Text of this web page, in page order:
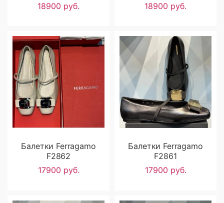
18900 руб.
18900 руб.
Балетки Ferragamo
F2862
17900 руб.
Балетки Ferragamo
F2861
17900 руб.